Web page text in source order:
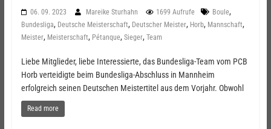
06. 09. 2023 Mareike Sturhahn 1699 Aufrufe Boule,
Bundesliga, Deutsche Meisterschaft, Deutscher Meister, Horb, Mannschaft,
Meister, Meisterschaft, Pétanque, Sieger, Team
Liebe Mitglieder, liebe Interessierte, das Bundesliga-Team vom PCB
Horb verteidigte beim Bundesliga-Abschluss in Mannheim
erfolgreich seinen Deutschen Meistertitel aus dem Vorjahr. Obwohl
Read more